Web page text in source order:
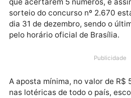
ressaltar que este sorteio
concursos, sendo que, em
acertadores na faixa
que acertarem 5 números, e
dia 31 de dezembro, sendo o
pelo horário oficial de